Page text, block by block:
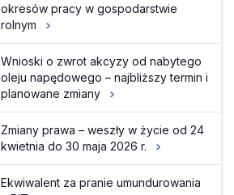
okresów pracy w gospodarstwie
rolnym
Wnioski o zwrot akcyzy od nabytego
oleju napędowego – najbliższy termin i
planowane zmiany
Zmiany prawa – weszły w życie od 24
kwietnia do 30 maja 2026 r.
Ekwiwalent za pranie umundurowania